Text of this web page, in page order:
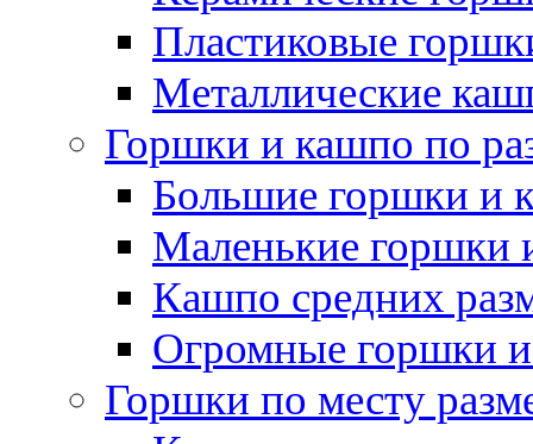
Пластиковые
Металлические
Горшки и кашпо по
Большие горшки и
Маленькие горшки
Кашпо средних
Огромные горшки
Горшки по месту